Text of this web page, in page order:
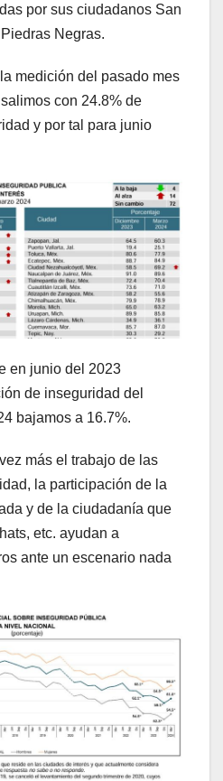
por sus ciudadanos San
Negras.
medición del pasado mes
con 24.8% de
y por tal para junio
en junio del 2023
de inseguridad del
bajamos a 16.7%.
más el trabajo de las
la participación de la
y de la ciudadanía que
etc. ayudan a
ante un escenario nada